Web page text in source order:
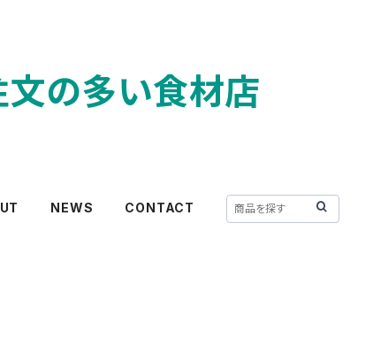
文の多い食材店
NEWS CONTACT